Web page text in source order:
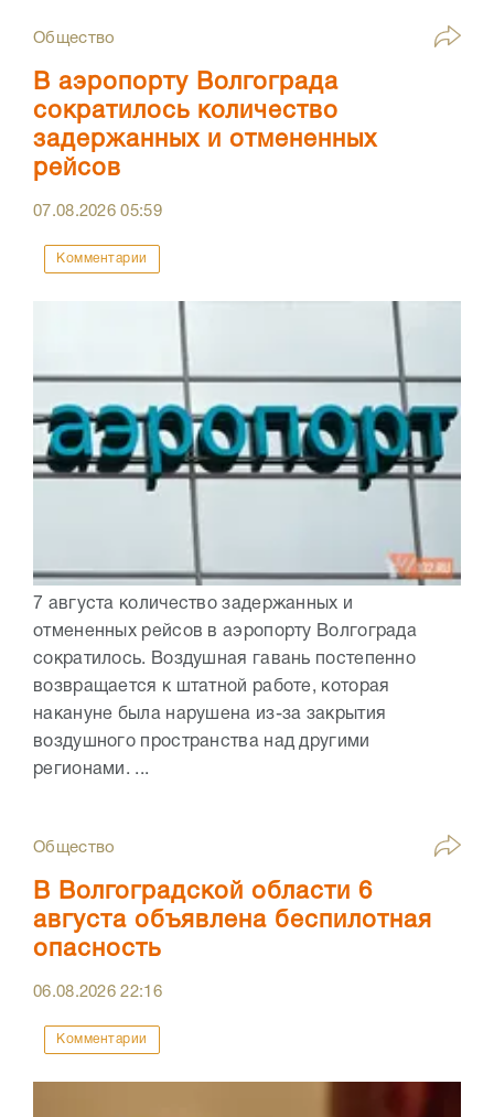
Общество
В аэропорту Волгограда
сократилось количество
задержанных и отмененных
рейсов
07.08.202605:59
Комментарии
7 августа количество задержанных и
отмененных рейсов в аэропорту Волгограда
сократилось. Воздушная гавань постепенно
возвращается к штатной работе, которая
накануне была нарушена из-за закрытия
воздушного пространства над другими
регионами. ...
Общество
В Волгоградской области 6
августа объявлена беспилотная
опасность
06.08.202622:16
Комментарии